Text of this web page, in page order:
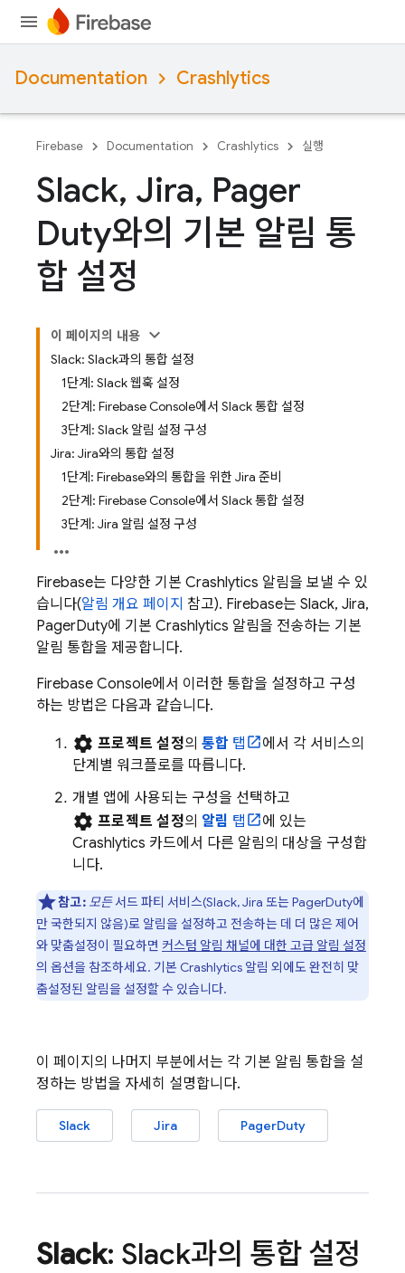
Documentation Crashlytics
Firebase Documentation Crashlytics 실행
Slack, Jira, Pager
Duty와의 기본 알림 통
합 설정
이 페이지의 내용
Slack: Slack과의 통합 설정
1단계: Slack 웹훅 설정
2단계: Firebase Console에서 Slack 통합 설정
3단계: Slack 알림 설정 구성
Jira: Jira와의 통합 설정
1단계: Firebase와의 통합을 위한 Jira 준비
2단계: Firebase Console에서 Slack 통합 설정
3단계: Jira 알림 설정 구성
Firebase는 다양한 기본 Crashlytics 알림을 보낼 수 있
습니다(알림 개요 페이지 참고). Firebase는 Slack, Jira,
PagerDuty에 기본 Crashlytics 알림을 전송하는 기본
알림 통합을 제공합니다.
Firebase Console에서 이러한 통합을 설정하고 구성
하는 방법은 다음과 같습니다.
settings 프로젝트 설정의 통합 탭
에서 각 서비스의
단계별 워크플로를 따릅니다.
개별 앱에 사용되는 구성을 선택하고
settings 프로젝트 설정의 알림 탭
에 있는
Crashlytics 카드에서 다른 알림의 대상을 구성합
니다.
참고: 모든서드 파티 서비스(Slack, Jira 또는 PagerDuty에
만 국한되지 않음)로 알림을 설정하고 전송하는 데 더 많은 제어
와 맞춤설정이 필요하면 커스텀 알림 채널에 대한 고급 알림 설정
의 옵션을 참조하세요. 기본 Crashlytics 알림 외에도 완전히 맞
춤설정된 알림을 설정할 수 있습니다.
이 페이지의 나머지 부분에서는 각 기본 알림 통합을 설
정하는 방법을 자세히 설명합니다.
Slack Jira PagerDuty
Slack: Slack과의 통합 설정